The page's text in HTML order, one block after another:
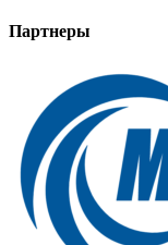
Партнеры